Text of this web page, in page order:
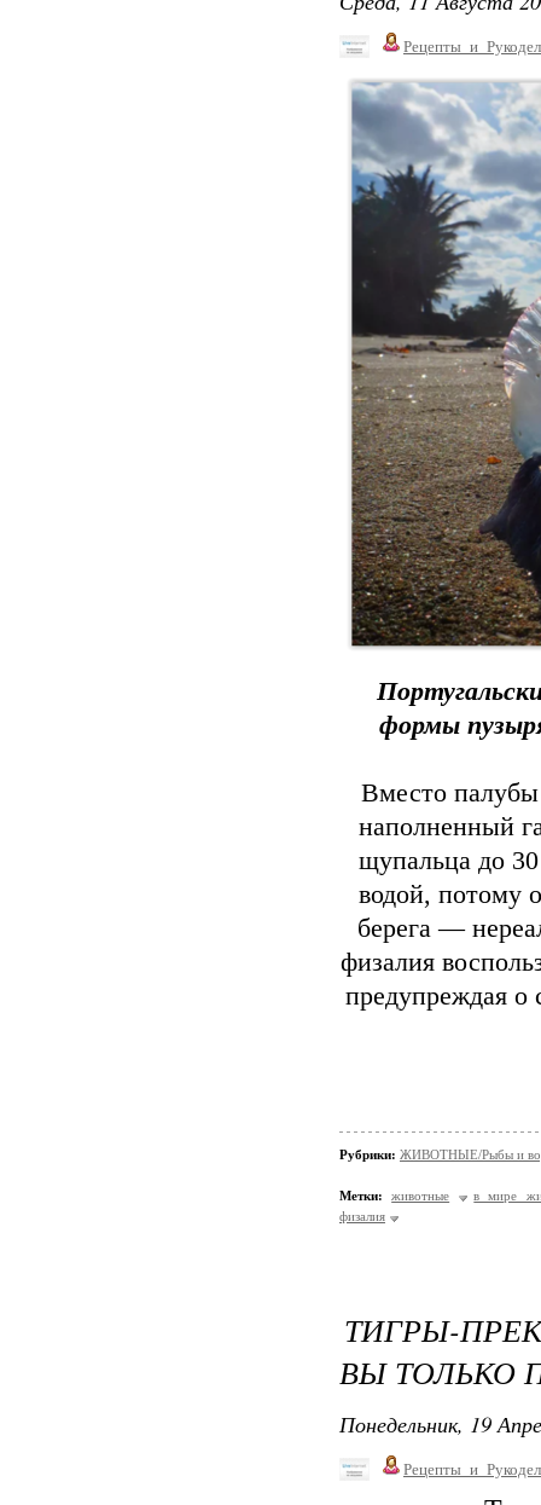
формы
Вместо
наполненный
щупальца до
водой, потому
берега —
физалия
предупреждая о
Рубрики: ЖИВОТНЫЕ/Рыбы и
Метки: животные
в мире
физалия
ТИГРЫ-
ВЫ ТОЛЬКО
Понедельник, 19